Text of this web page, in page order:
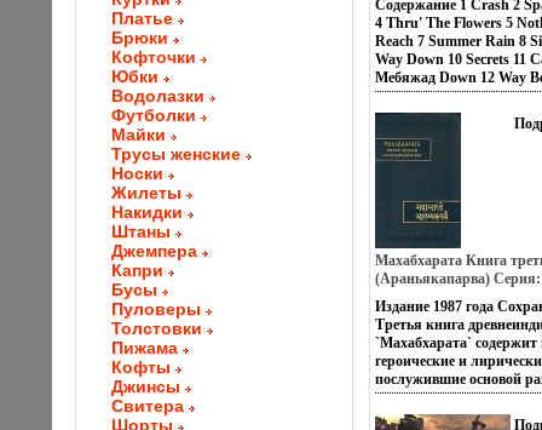
Платье
Брюки
Кофточки
Юбки
Водолазки
Футболки
Майки
Трусы женские
Носки
Жилеты
Накидки
Штаны
Джемпера
Капри
Бусы
Пуловеры
Толстовки
Пижама
Кофты
Джинсы
Свитера
Шорты
аудионосителей 1996 г
Импортное издание инфо
Содержание 1 Crash 2
4 Thru' The Flowers 5
Reach 7 Summer Rain 8
Way Down 10 Secrets 11
Meбяжад Down 12 Way
14 I Almost Touched You
Way 16 Lead Me Astray
This World To You 19
Thing 21 All The Way
Махабхарата Книга
(Араньякапарва)
письменности Востока
Издание 1987 года
Третья книга
`Махабхарата` содержит
героические и
послужившие основой
жанров индийской
раннего средневековья